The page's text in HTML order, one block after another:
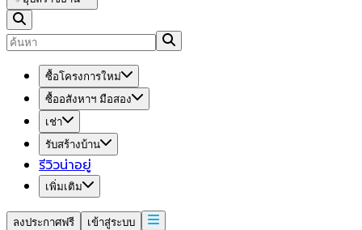
ซื้อโครงการใหม่
ซื้ออสังหาฯ มือสอง
เช่า
รับสร้างบ้าน
รีวิวน่าอยู่
เพิ่มเติม
ลงประกาศฟรี เข้าสู่ระบบ